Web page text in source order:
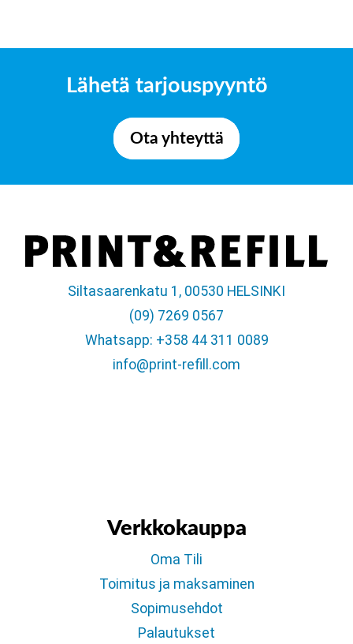
Lähetä tarjouspyyntö
Ota yhteyttä
Siltasaarenkatu 1, 00530 HELSINKI
(09) 7269 0567
Whatsapp: +358 44 311 0089
info@print-refill.com
Verkkokauppa
Oma Tili
Toimitus ja maksaminen
Sopimusehdot
Palautukset